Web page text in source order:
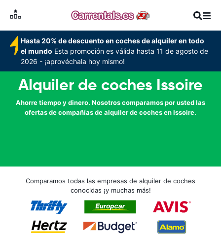
Hasta 20% de descuento en coches de alquiler en todo
el mundo Esta promoción es válida hasta 11 de agosto de
2026 - ¡aprovéchala hoy mismo!
Alquiler de coches Issoire
Ahorre tiempo y dinero. Nosotros comparamos por usted las
ofertas de compañías de alquiler de coches en Issoire.
Comparamos todas las empresas de alquiler de coches
conocidas ¡y muchas más!